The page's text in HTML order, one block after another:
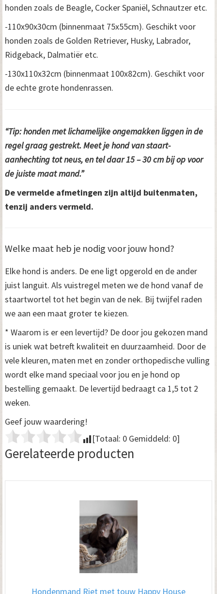
honden zoals de Beagle, Cocker Spaniël, Schnautzer etc.
-110x90x30cm (binnenmaat 75x55cm). Geschikt voor
honden zoals de Golden Retriever, Husky, Labrador,
Ridgeback, Dalmatiër etc.
-130x110x32cm (binnenmaat 100x82cm). Geschikt voor
de echte grote hondenrassen.
“Tip: honden met lichamelijke ongemakken liggen in de
regel graag gestrekt. Meet je hond van staart-
aanhechting tot neus, en tel daar 15 – 30 cm bij op voor
de juiste maat mand.”
De vermelde afmetingen zijn altijd buitenmaten,
tenzij anders vermeld.
Welke maat heb je nodig voor jouw hond?
Elke hond is anders. De ene ligt opgerold en de ander
juist languit. Als vuistregel meten we de hond vanaf de
staartwortel tot het begin van de nek. Bij twijfel raden
we aan een maat groter te kiezen.
* Waarom is er een levertijd? De door jou gekozen mand
is uniek wat betreft kwaliteit en duurzaamheid. Door de
vele kleuren, maten met en zonder orthopedische vulling
wordt elke mand speciaal voor jou en je hond op
bestelling gemaakt. De levertijd bedraagt ca 1,5 tot 2
weken.
Geef jouw waardering!
[Totaal: 0 Gemiddeld: 0]
Gerelateerde producten
Hondenmand Riet met touw Happy House